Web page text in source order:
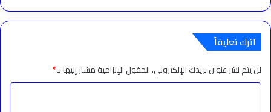
اترك تعليقاً
لن يتم نشر عنوان بريدك الإلكتروني.الحقول الإلزامية مشار إليها بـ*